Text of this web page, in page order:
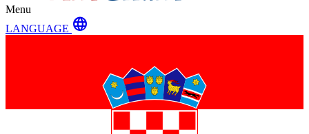
Menu
LANGUAGE language